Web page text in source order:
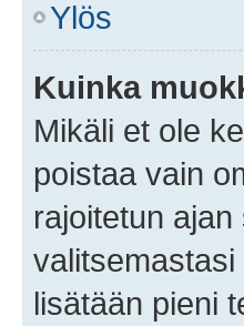
Ylös
Kuinka
Mikäli et ole
poistaa vain
rajoitetun
lisätään pieni